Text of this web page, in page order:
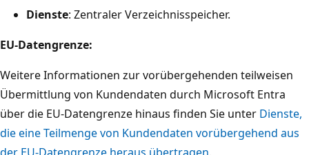
Dienste: Zentraler Verzeichnisspeicher.
EU-Datengrenze:
Weitere Informationen zur vorübergehenden teilweisen
Übermittlung von Kundendaten durch Microsoft Entra
über die EU-Datengrenze hinaus finden Sie unter Dienste,
die eine Teilmenge von Kundendaten vorübergehend aus
der EU-Datengrenze heraus übertragen